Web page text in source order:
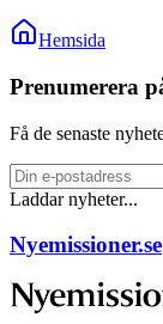
Hemsida
Prenumerera
Få de senaste
Laddar nyheter...
Nyemissioner.se